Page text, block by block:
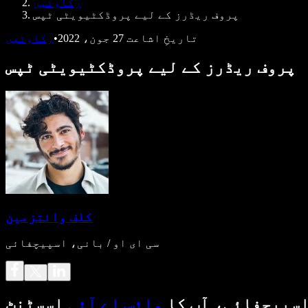
رکاوٹیں
پروف ریڈرز کے لیے پروڈکٹیویٹی ٹپس
تاریخِ اشاعت 27 جون، 2022 • رکاوٹیں
پروف ریڈرز کے لیے پروڈکٹیویٹی ٹپس
کلف وائتزمین
سی ای او / بانی، اسپیچفائی
آپ کا وائس اے آئی اسسٹنٹ